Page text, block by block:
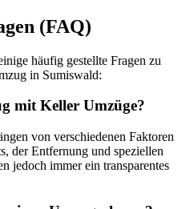
(FAQ)
häufig gestellte Fragen zu
in Sumiswald:
mit Keller Umzüge?
von verschiedenen Faktoren
der Entfernung und speziellen
jedoch immer ein transparentes